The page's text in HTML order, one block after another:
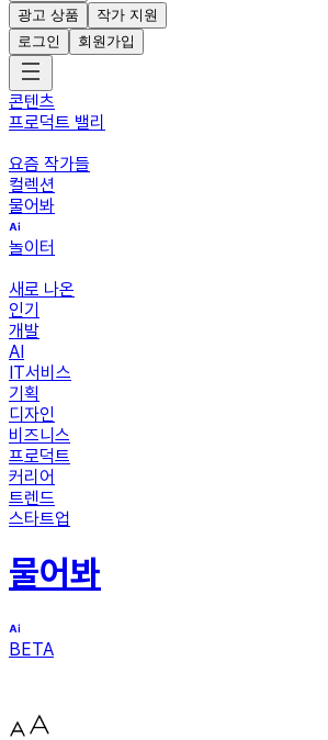
광고 상품
작가 지원
로그인
회원가입
콘텐츠
프로덕트 밸리
요즘 작가들
컬렉션
물어봐
놀이터
새로 나온
인기
개발
AI
IT서비스
기획
디자인
비즈니스
프로덕트
커리어
트렌드
스타트업
물어봐
BETA